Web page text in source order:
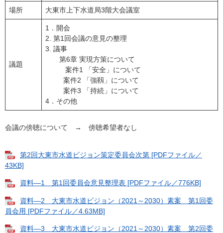
場所 大東市上下水道局3階大会議室
議題
1．開会
2. 第1回会議の意見の整理
3. 議事
第6章 実現方策について
案件1 「安全」について
案件2 「強靱」について
案件3 「持続」について
4．その他
会議の傍聴について → 傍聴希望者なし
第2回大東市水道ビジョン策定委員会次第 [PDFファイル／
43KB]
資料―1 第1回委員会意見整理表 [PDFファイル／776KB]
資料―2 大東市水道ビジョン（2021～2030）素案 第1回委
員会用 [PDFファイル／4.63MB]
資料―3 大東市水道ビジョン（2021～2030）素案 第2回委